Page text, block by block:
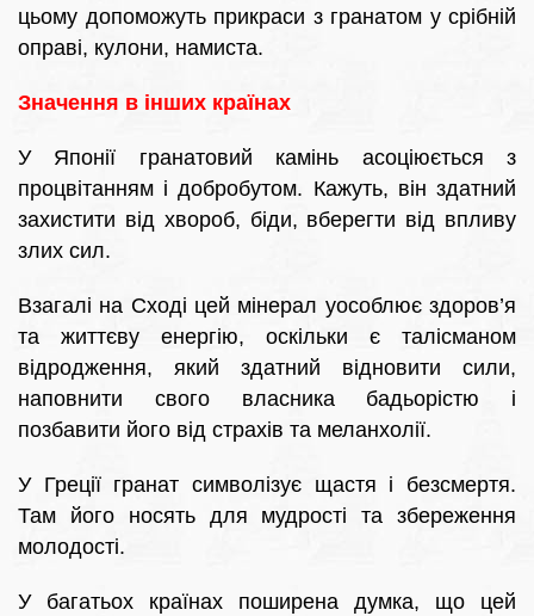
цьому допоможуть прикраси з гранатом у срібній
оправі, кулони, намиста.
Значення в інших країнах
У Японії гранатовий камінь асоціюється з
процвітанням і добробутом. Кажуть, він здатний
захистити від хвороб, біди, вберегти від впливу
злих сил.
Взагалі на Сході цей мінерал уособлює здоров’я
та життєву енергію, оскільки є талісманом
відродження, який здатний відновити сили,
наповнити свого власника бадьорістю і
позбавити його від страхів та меланхолії.
У Греції гранат символізує щастя і безсмертя.
Там його носять для мудрості та збереження
молодості.
У багатьох країнах поширена думка, що цей